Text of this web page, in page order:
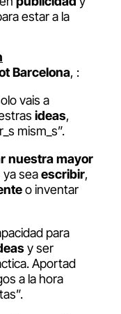
estar a la
Barcelona, :
vais a
ideas,
mism_s”.
nuestra mayor
ya seaescribir,
o inventar
para
y ser
Aportad
a la hora